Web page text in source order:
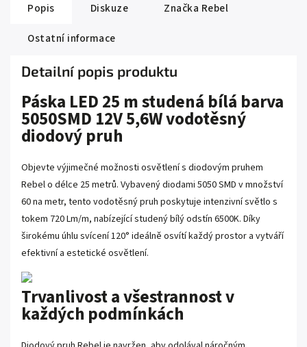
Popis Diskuze Značka Rebel
Ostatní informace
Detailní popis produktu
Páska LED 25 m studená bílá barva
5050SMD 12V 5,6W vodotěsný
diodový pruh
Objevte výjimečné možnosti osvětlení s diodovým pruhem
Rebel o délce 25 metrů. Vybavený diodami 5050 SMD v množství
60 na metr, tento vodotěsný pruh poskytuje intenzivní světlo s
tokem 720 Lm/m, nabízející studený bílý odstín 6500K. Díky
širokému úhlu svícení 120° ideálně osvítí každý prostor a vytváří
efektivní a estetické osvětlení.
Trvanlivost a všestrannost v
každých podmínkách